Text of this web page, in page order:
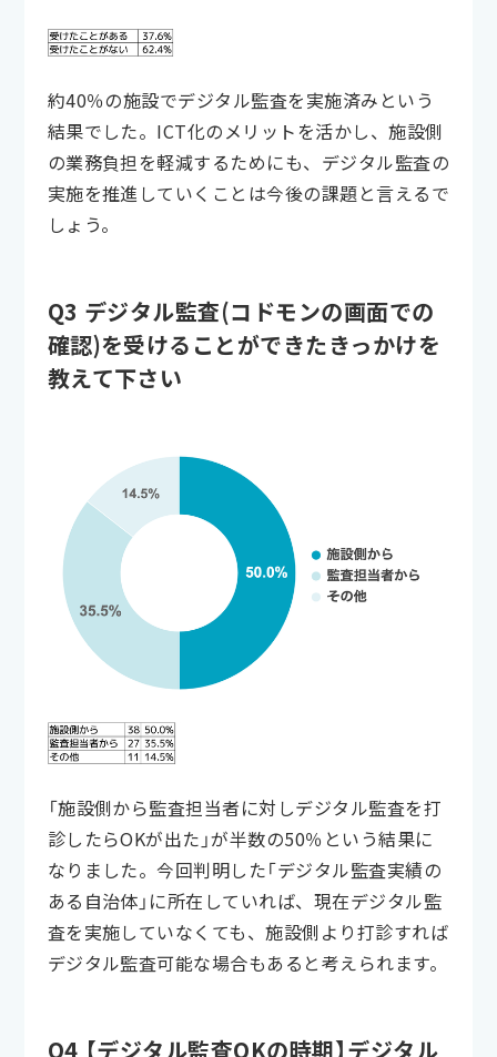
約40％の施設でデジタル監査を実施済みという
結果でした。ICT化のメリットを活かし、施設側
の業務負担を軽減するためにも、デジタル監査の
実施を推進していくことは今後の課題と言えるで
しょう。
Q3 デジタル監査(コドモンの画面での
確認)を受けることができたきっかけを
教えて下さい
「施設側から監査担当者に対しデジタル監査を打
診したらOKが出た」が半数の50％という結果に
なりました。今回判明した「デジタル監査実績の
ある自治体」に所在していれば、現在デジタル監
査を実施していなくても、施設側より打診すれば
デジタル監査可能な場合もあると考えられます。
Q4 【デジタル監査OKの時期】デジタル